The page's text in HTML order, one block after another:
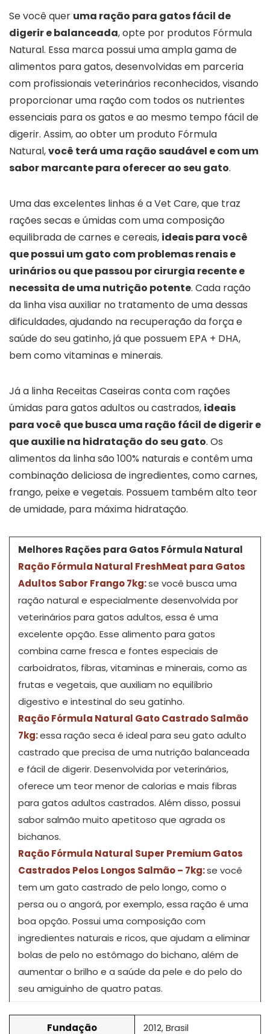
Se você quer uma ração para gatos fácil de
digerir e balanceada, opte por produtos Fórmula
Natural. Essa marca possui uma ampla gama de
alimentos para gatos, desenvolvidas em parceria
com profissionais veterinários reconhecidos, visando
proporcionar uma ração com todos os nutrientes
essenciais para os gatos e ao mesmo tempo fácil de
digerir. Assim, ao obter um produto Fórmula
Natural,você terá uma ração saudável e com um
sabor marcante para oferecer ao seu gato.
Uma das excelentes linhas é a Vet Care, que traz
rações secas e úmidas com uma composição
equilibrada de carnes e cereais, ideais para você
que possui um gato com problemas renais e
urinários ou que passou por cirurgia recente e
necessita de uma nutrição potente. Cada ração
da linha visa auxiliar no tratamento de uma dessas
dificuldades, ajudando na recuperação da força e
saúde do seu gatinho, já que possuem EPA + DHA,
bem como vitaminas e minerais.
Já a linha Receitas Caseiras conta com rações
úmidas para gatos adultos ou castrados, ideais
para você que busca uma ração fácil de digerir e
que auxilie na hidratação do seu gato. Os
alimentos da linha são 100% naturais e contêm uma
combinação deliciosa de ingredientes, como carnes,
frango, peixe e vegetais. Possuem também alto teor
de umidade, para máxima hidratação.
Melhores Rações para Gatos Fórmula Natural
Ração Fórmula Natural FreshMeat para Gatos
Adultos Sabor Frango 7kg:se você busca uma
ração natural e especialmente desenvolvida por
veterinários para gatos adultos, essa é uma
excelente opção. Esse alimento para gatos
combina carne fresca e fontes especiais de
carboidratos, fibras, vitaminas e minerais, como as
frutas e vegetais, que auxiliam no equilíbrio
digestivo e intestinal do seu gatinho.
Ração Fórmula Natural Gato Castrado Salmão
7kg:essa ração seca é ideal para seu gato adulto
castrado que precisa de uma nutrição balanceada
e fácil de digerir. Desenvolvida por veterinários,
oferece um teor menor de calorias e mais fibras
para gatos adultos castrados. Além disso, possui
sabor salmão muito apetitoso que agrada os
bichanos.
Ração Fórmula Natural Super Premium Gatos
Castrados Pelos Longos Salmão – 7kg:se você
tem um gato castrado de pelo longo, como o
persa ou o angorá, por exemplo, essa ração é uma
boa opção. Possui uma composição com
ingredientes naturais e ricos, que ajudam a eliminar
bolas de pelo no estômago do bichano, além de
aumentar o brilho e a saúde da pele e do pelo do
seu amiguinho de quatro patas.
Fundação 2012, Brasil